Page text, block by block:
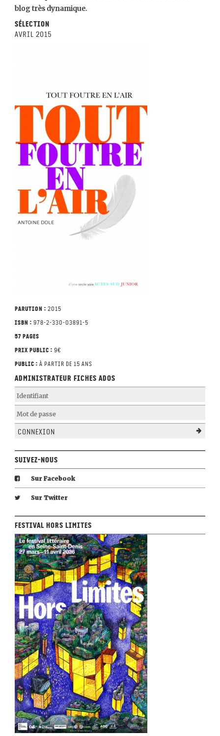
blog très dynamique.
Sélection
avril 2015
Parution : 2015
ISBN : 978-2-330-03891-5
57 pages
Prix public : 9€
Public : à partir de 15 ans
Administrateur Fiches Ados
Connexion
Suivez-nous
Sur Facebook
Sur Twitter
Festival Hors Limites